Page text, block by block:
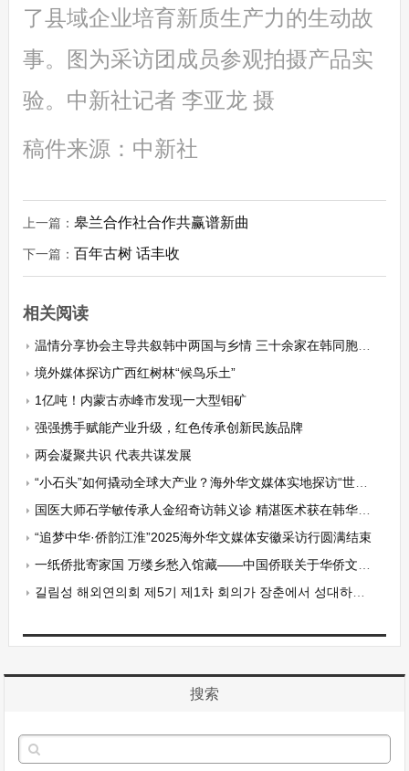
了县域企业培育新质生产力的生动故
事。图为采访团成员参观拍摄产品实
验。中新社记者 李亚龙 摄
稿件来源：中新社
上一篇： 皋兰合作社合作共赢谱新曲
下一篇： 百年古树 话丰收
相关阅读
温情分享协会主导共叙韩中两国与乡情 三十余家在韩同胞艺术团体共同在首尔九老区民会馆举办大型文化庆典
境外媒体探访广西红树林“候鸟乐土”
1亿吨！内蒙古赤峰市发现一大型钼矿
强强携手赋能产业升级，红色传承创新民族品牌
两会凝聚共识 代表共谋发展
“小石头”如何撬动全球大产业？海外华文媒体实地探访“世界人工宝石之都”
国医大师石学敏传承人金绍奇访韩义诊 精湛医术获在韩华侨华人盛赞
“追梦中华·侨韵江淮”2025海外华文媒体安徽采访行圆满结束
一纸侨批寄家国 万缕乡愁入馆藏——中国侨联关于华侨文物与历史记忆征集启事
길림성 해외연의회 제5기 제1차 회의가 장춘에서 성대하게 거행되어 조명권 박사가 명예회장으로 초빙
搜索